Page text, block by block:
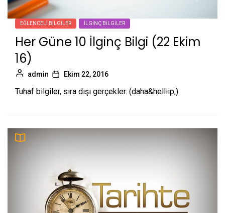
EĞLENCELI BILGILER İLGINÇ BILGILER
Her Güne 10 İlginç Bilgi (22 Ekim
16)
admin Ekim 22, 2016
Tuhaf bilgiler, sıra dışı gerçekler. (daha&helliip;)